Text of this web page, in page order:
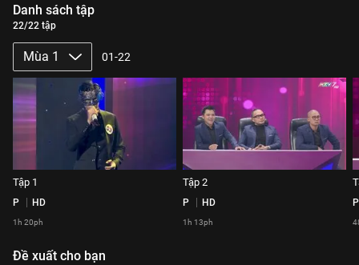
Danh sách tập
22/22 tập
Mùa 1 01-22
Tập 1
P HD
1h 20ph
Tập 2
P HD
1h 13ph
P
Đề xuất cho bạn